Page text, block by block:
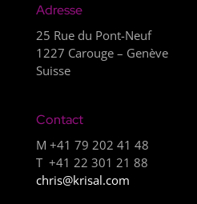
Adresse
25 Rue du Pont-Neuf
1227 Carouge – Genève
Suisse
Contact
M +41 79 202 41 48
T +41 22 301 21 88
chris@krisal.com